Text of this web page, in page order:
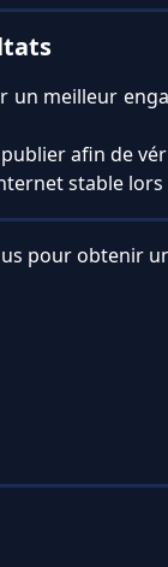
meilleur
afin de
stable
pour obtenir